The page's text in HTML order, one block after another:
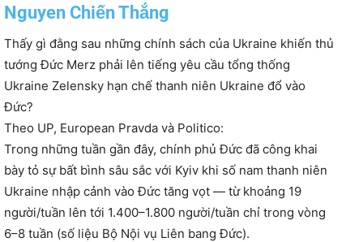
Nguyen Chiến Thắng
Thấy gì đằng sau những chính sách của Ukraine khiến thủ
tướng Đức Merz phải lên tiếng yêu cầu tổng thống
Ukraine Zelensky hạn chế thanh niên Ukraine đổ vào
Đức?
Theo UP, European Pravda và Politico:
Trong những tuần gần đây, chính phủ Đức đã công khai
bày tỏ sự bất bình sâu sắc với Kyiv khi số nam thanh niên
Ukraine nhập cảnh vào Đức tăng vọt — từ khoảng 19
người/tuần lên tới 1.400–1.800 người/tuần chỉ trong vòng
6–8 tuần (số liệu Bộ Nội vụ Liên bang Đức).